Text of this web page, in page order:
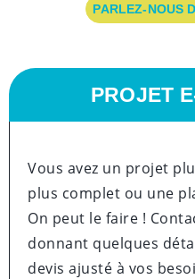
PARLEZ-NOUS
PROJET
Vous avez un projet
plus complet ou une
On peut le faire !
donnant quelques
devis ajusté à vos